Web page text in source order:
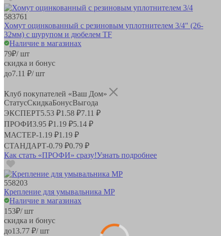
583761
Хомут оцинкованный с резиновым уплотнителем 3/4" (26-
32мм) с шурупом и дюбелем TF
Наличие в магазинах
79₽/ шт
скидка и бонус
до7.11 ₽/ шт
Клуб покупателей «Ваш Дом»
СтатусСкидкаБонусВыгода
ЭКСПЕРТ5.53 ₽1.58 ₽7.11 ₽
ПРОФИ3.95 ₽1.19 ₽5.14 ₽
МАСТЕР-1.19 ₽1.19 ₽
СТАНДАРТ-0.79 ₽0.79 ₽
Как стать «ПРОФИ» сразу!Узнать подробнее
558203
Крепление для умывальника MP
Наличие в магазинах
153₽/ шт
скидка и бонус
до13.77 ₽/ шт